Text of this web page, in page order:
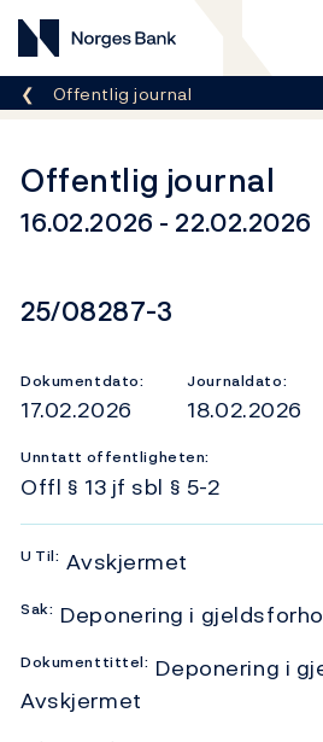
Norges Bank
Her er du nå:
Offentlig journal
Offentlig journal
16.02.2026 - 22.02.2026
Dokumentnummer
25/08287-3
Dokumentdato:
17.02.2026
Journaldato:
18.02.2026
Unntatt offentligheten:
Offl § 13 jf sbl § 5-2
U Til: Avskjermet
Sak: Deponering i
Dokumenttittel: Deponering i
Avskjermet